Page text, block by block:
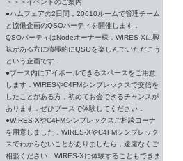
＞＞＞イベントのご案内
●ハムフェアの2日間，20610ルームで管理チーム
と協働企画のQSOパーティを開催します．
QSOパーティはNodeオーナー様，WIRES-Xに興
味がある方に積極的にQSOを楽しんでいただこう
という企画です．
●ブース内にアイボールできるスペースをご用意
します．WIRESやC4FMシンプレックスで交信を
したことがある方，初めてお会できるチャンスが
あります．ぜひブースで体験してください．
●WIRES-XやC4FMシンプレックスご相談コーナ
を用意しました．WIRES-XやC4FMシンプレック
スでわからないことがありましたら，遠慮なくご
相談ください．WIRES-Xに体験することもできま